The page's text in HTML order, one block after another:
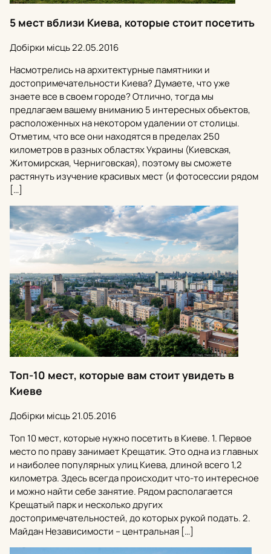
5 мест вблизи Киева, которые стоит посетить
Добірки місць22.05.2016
Насмотрелись на архитектурные памятники и
достопримечательности Киева? Думаете, что уже
знаете все в своем городе? Отлично, тогда мы
предлагаем вашему вниманию 5 интересных объектов,
расположенных на некотором удалении от столицы.
Отметим, что все они находятся в пределах 250
километров в разных областях Украины (Киевская,
Житомирская, Черниговская), поэтому вы сможете
растянуть изучение красивых мест (и фотосессии рядом
[…]
Топ-10 мест, которые вам стоит увидеть в
Киеве
Добірки місць21.05.2016
Топ 10 мест, которые нужно посетить в Киеве. 1. Первое
место по праву занимает Крещатик. Это одна из главных
и наиболее популярных улиц Киева, длиной всего 1,2
километра. Здесь всегда происходит что-то интересное
и можно найти себе занятие. Рядом располагается
Крещатый парк и несколько других
достопримечательностей, до которых рукой подать. 2.
Майдан Независимости – центральная […]